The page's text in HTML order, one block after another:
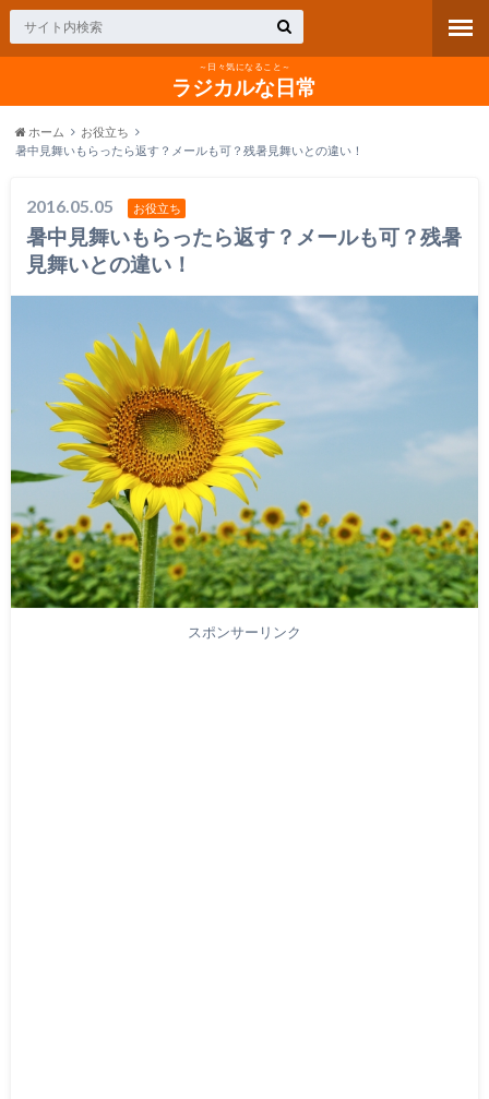
～日々気になること～
ラジカルな日常
ホーム
お役立ち
暑中見舞いもらったら返す？メールも可？残暑見舞いとの違い！
2016.05.05 お役立ち
暑中見舞いもらったら返す？メールも可？残暑
見舞いとの違い！
スポンサーリンク